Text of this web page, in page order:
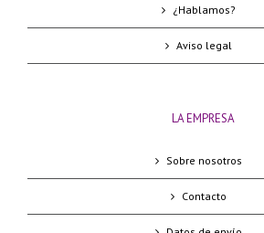
¿Hablamos?
Aviso legal
LA EMPRESA
Sobre nosotros
Contacto